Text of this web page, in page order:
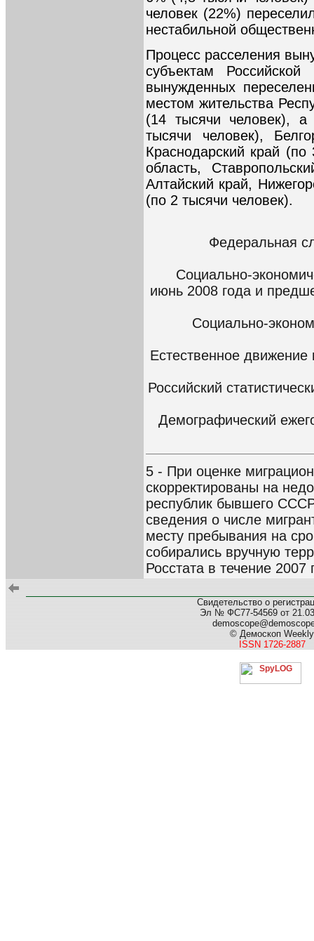
человек (22%)
нестабильной
Процесс расселения
субъектам
вынужденных
местом жительства
(14 тысячи человек), а
тысячи человек),
Краснодарский край
область,
Алтайский край,
(по 2 тысячи человек).
Федеральная
Социально-
июнь 2008 года и
Социально-
Естественное
Российский
Демографический
5 - При оценке
скорректированы на
республик бывшего
сведения о числе
месту пребывания на
собирались вручную
Росстата в течение 2007
Свидетельство о
Эл № ФС77-54569 от
© Демоскоп Weekly
ISSN 1726-2887